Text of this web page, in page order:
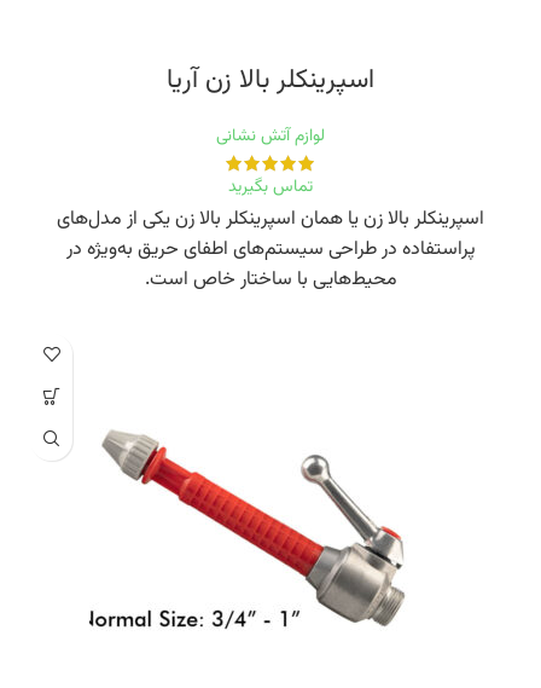
اسپرینکلر بالا زن‭ ‬آریا
لوازم آتش نشانی
تماس بگیرید
اسپرینکلر بالا زن یا همان اسپرینکلر بالا زن یکی از مدل‌های
پراستفاده در طراحی سیستم‌های اطفای حریق به‌ویژه در
محیط‌هایی با ساختار خاص است.